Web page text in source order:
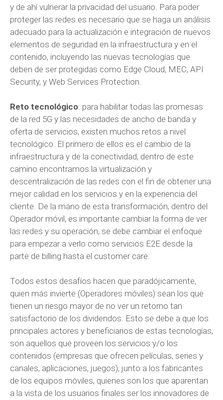
y de ahí vulnerar la privacidad del usuario. Para poder
proteger las redes es necesario que se haga un análisis
adecuado para la actualización e integración de nuevos
elementos de seguridad en la infraestructura y en el
contenido, incluyendo las nuevas tecnologías que
deben de ser protegidas como Edge Cloud, MEC, API
Security, y Web Services Protection.
Reto tecnológico: para habilitar todas las promesas
de la red 5G y las necesidades de ancho de banda y
oferta de servicios, existen muchos retos a nivel
tecnológico. El primero de ellos es el cambio de la
infraestructura y de la conectividad, dentro de este
camino encontramos la virtualización y
descentralización de las redes con el fin de obtener una
mejor calidad en los servicios y en la experiencia del
cliente. De la mano de esta transformación, dentro del
Operador móvil, es importante cambiar la forma de ver
las redes y su operación, se debe cambiar el enfoque
para empezar a verlo como servicios E2E desde la
parte de billing hasta el customer care.
Todos estos desafíos hacen que paradójicamente,
quien más invierte (Operadores móviles) sean los que
tienen un riesgo mayor de no ver un retorno tan
satisfactorio de los dividendos. Esto se debe a que los
principales actores y beneficiarios de estas tecnologías,
son aquellos que proveen los servicios y/o los
contenidos (empresas que ofrecen películas, series y
canales, aplicaciones, juegos), junto a los fabricantes
de los equipos móviles, quienes son los que aparentan
a la vista de los usuarios finales ser los innovadores de